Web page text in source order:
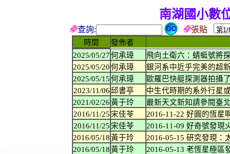
南湖國小數
查詢: 張貼
時間
發佈者
2025/05/27何承璋
飛向土衛六：蜻蜓號將
2025/05/20何承璋
銀河系中近乎完美的超
2025/05/15何承璋
歐羅巴快艇探測器拍攝
2023/11/06 邱書亭
中生代時期的系外行星
2021/02/26黃于玲
最新天文新知請參閱臺
2016/11/25 宋佳苓
2016-11-22 好圓的恆星
2016/11/25 宋佳苓
2016-11-09 好奇號發現
2016/05/18黃于玲
2016-05-15 研究發現：
2016/05/18黃于玲
2016-05-13 老恆星極區